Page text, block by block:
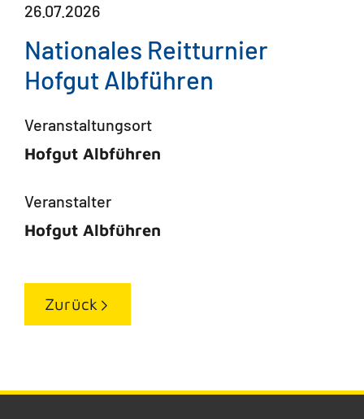
26.07.2026
Nationales Reitturnier
Hofgut Albführen
Veranstaltungsort
Hofgut Albführen
Veranstalter
Hofgut Albführen
Zurück